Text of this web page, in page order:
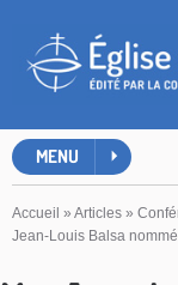
MENU
Accueil » Articles »
Jean-Louis Balsa